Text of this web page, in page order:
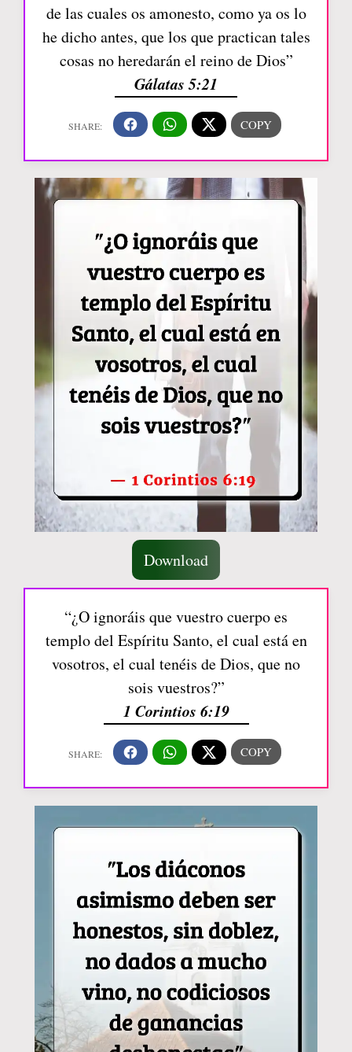
de las cuales os amonesto, como ya os lo
he dicho antes, que los que practican tales
cosas no heredarán el reino de Dios”
Gálatas 5:21
Download
“¿O ignoráis que vuestro cuerpo es
templo del Espíritu Santo, el cual está en
vosotros, el cual tenéis de Dios, que no
sois vuestros?”
1 Corintios 6:19